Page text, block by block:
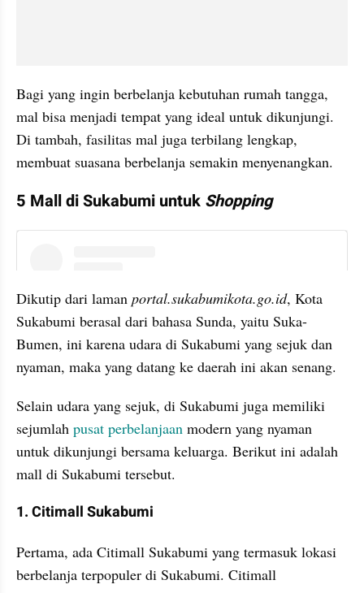
Bagi yang ingin berbelanja kebutuhan rumah tangga,
mal bisa menjadi tempat yang ideal untuk dikunjungi.
Di tambah, fasilitas mal juga terbilang lengkap,
membuat suasana berbelanja semakin menyenangkan.
5 Mall di Sukabumi untuk Shopping
Dikutip dari laman portal.sukabumikota.go.id, Kota
Sukabumi berasal dari bahasa Sunda, yaitu Suka-
Bumen, ini karena udara di Sukabumi yang sejuk dan
nyaman, maka yang datang ke daerah ini akan senang.
Selain udara yang sejuk, di Sukabumi juga memiliki
sejumlah pusat perbelanjaan modern yang nyaman
untuk dikunjungi bersama keluarga. Berikut ini adalah
mall di Sukabumi tersebut.
1. Citimall Sukabumi
Pertama, ada Citimall Sukabumi yang termasuk lokasi
berbelanja terpopuler di Sukabumi. Citimall